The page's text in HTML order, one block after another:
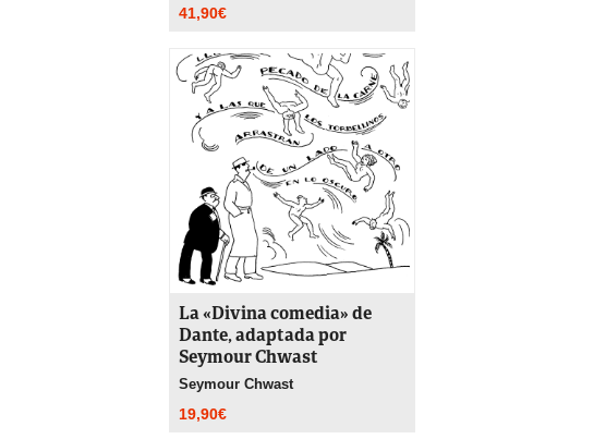
41,90€
La «Divina comedia» de
Dante, adaptada por
Seymour Chwast
Seymour Chwast
19,90€